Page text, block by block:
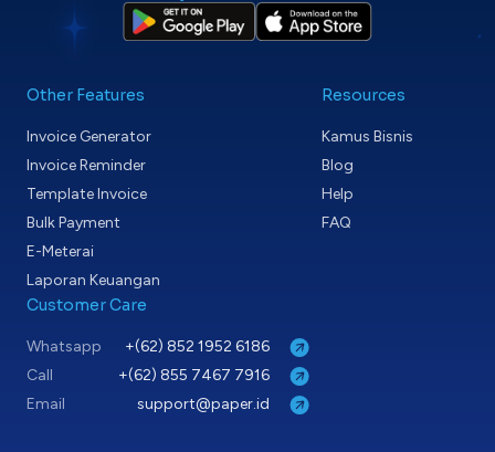
Other Features
Invoice Generator
Invoice Reminder
Template Invoice
Bulk Payment
E-Meterai
Laporan Keuangan
Resources
Kamus Bisnis
Blog
Help
FAQ
Customer Care
Whatsapp
+(62) 852 1952 6186
Call
+(62) 855 7467 7916
Email
support@paper.id